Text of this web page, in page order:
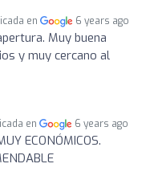
en 6 years ago
Muy buena
y muy cercano al
en 6 years ago
ECONÓMICOS.